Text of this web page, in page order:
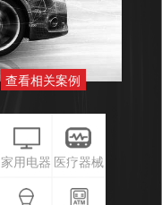
查看相关案例
家用电器 医疗器械